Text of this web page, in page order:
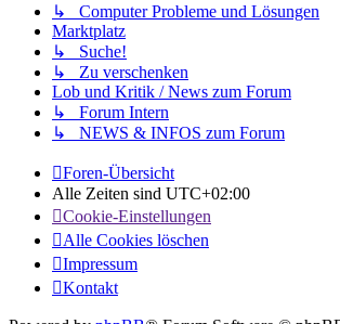
↳ Computer Probleme und Lösungen
Marktplatz
↳ Suche!
↳ Zu verschenken
Lob und Kritik / News zum Forum
↳ Forum Intern
↳ NEWS & INFOS zum Forum
Foren-Übersicht
Alle Zeiten sind UTC+02:00
Cookie-Einstellungen
Alle Cookies löschen
Impressum
Kontakt